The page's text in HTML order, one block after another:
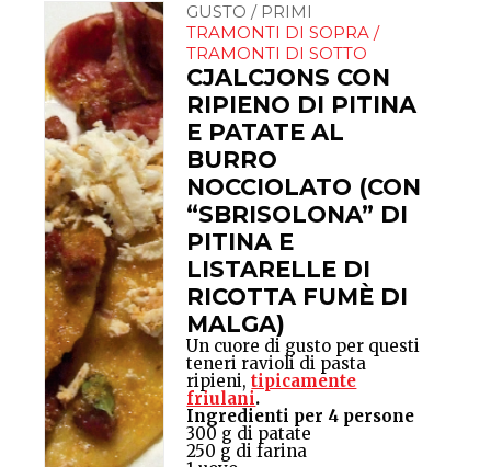
GUSTO / PRIMI
TRAMONTI DI SOPRA /
TRAMONTI DI SOTTO
CJALCJONS CON
RIPIENO DI PITINA
E PATATE AL
BURRO
NOCCIOLATO (CON
“SBRISOLONA” DI
PITINA E
LISTARELLE DI
RICOTTA FUMÈ DI
MALGA)
Un cuore di gusto per questi
teneri ravioli di pasta
ripieni,tipicamente
friulani.
Ingredienti per 4 persone
300 g di patate
250 g di farina